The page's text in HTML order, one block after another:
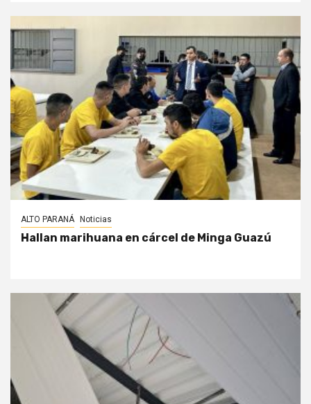
ALTO PARANÁ Noticias
Hallan marihuana en cárcel de Minga Guazú